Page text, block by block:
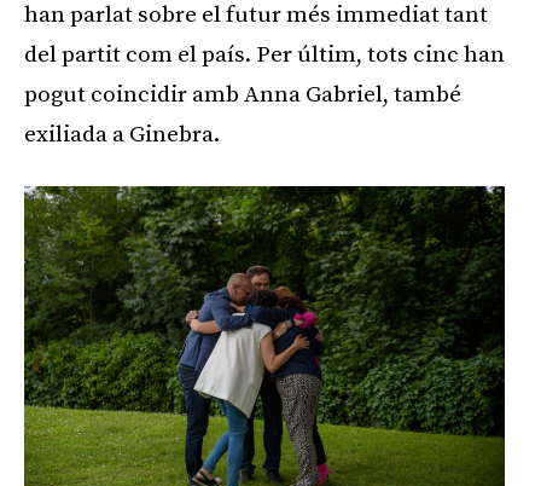
han parlat sobre el futur més immediat tant
del partit com el país. Per últim, tots cinc han
pogut coincidir amb Anna Gabriel, també
exiliada a Ginebra.